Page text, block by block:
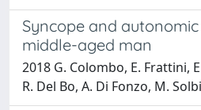
Syncope and
middle-aged man
2018 G. Colombo, E. Frattini,
R. Del Bo, A. Di Fonzo, M.